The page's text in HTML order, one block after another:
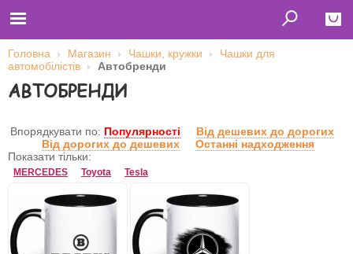
Главная
Толстовки (кенгурушки)
Свитшоты
Лонгсливы
Бейсболки
Ветровки
Сотрудничество
Ім'я користувача
Головна Магазин Чашки, кружки
Чашки для
автомобілістів
Автобренди
АВТОБРЕНДИ
Впорядкувати по: Популярності
Від дешевих до дорогих
Від дорогих до дешевих
Останні надходження
Показати тільки:
MERCEDES Toyota Tesla